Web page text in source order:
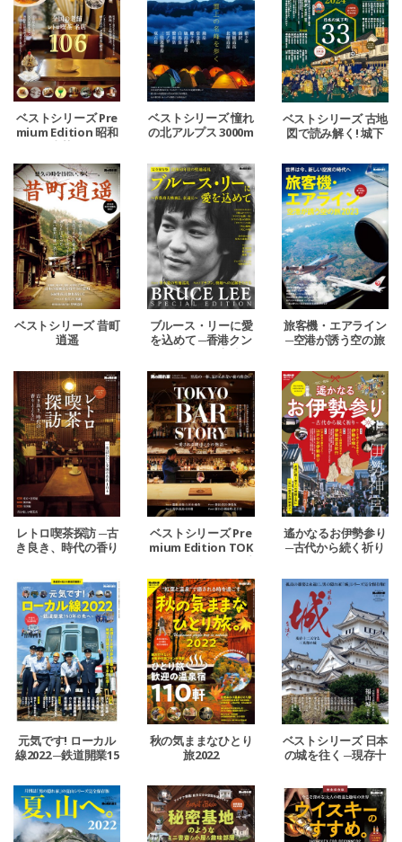
ベストシリーズ Pre
mium Edition 昭和
ベストシリーズ 憧れ
の北アルプス 3000m
ベストシリーズ 古地
図で読み解く! 城下
ベストシリーズ 昔町
逍遥
ブルース・リーに愛
を込めて ─香港クン
─
旅客機・エアライン
─空港が誘う空の旅
レトロ喫茶探訪 ─古
き良き、時代の香り
ベストシリーズ Pre
mium Edition TOK
YO BAR STORY ─愛
される理由とその物
語─
遙かなるお伊勢参り
─古代から続く祈り
元気です! ローカル
線2022 ─鉄道開業15
秋の気ままなひとり
旅2022
ベストシリーズ 日本
の城を往く ─現存十
─